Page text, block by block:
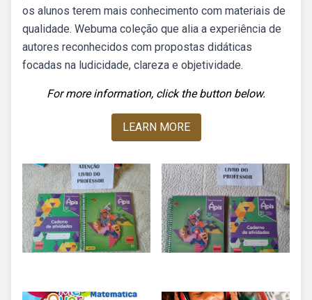
os alunos terem mais conhecimento com materiais de
qualidade. Webuma coleção que alia a experiência de
autores reconhecidos com propostas didáticas
focadas na ludicidade, clareza e objetividade.
For more information, click the button below.
LEARN MORE